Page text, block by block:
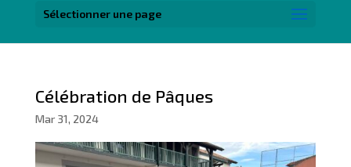
Sélectionner une page
Célébration de Pâques
Mar 31, 2024